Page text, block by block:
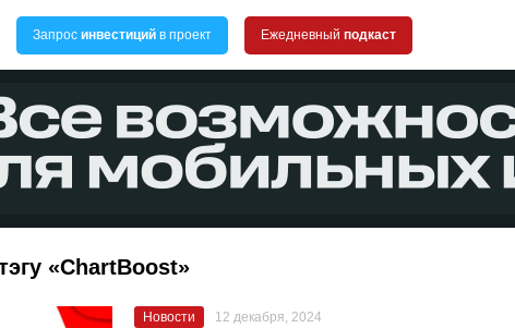
Запрос инвестиций в проект Ежедневный подкаст
«ChartBoost»
Новости 12 декабря, 2024